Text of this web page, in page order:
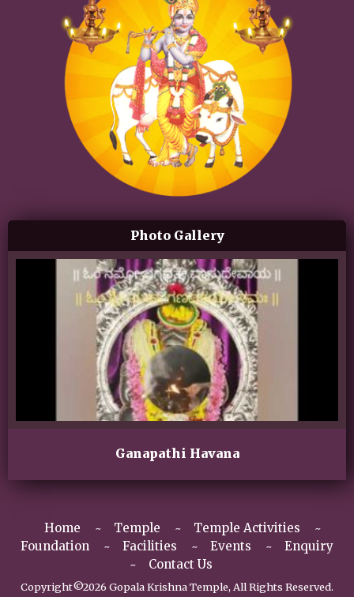
Photo Gallery
Ganapathi Havana
Home Temple
Temple Activities
Foundation
Facilities Events
Enquiry
Contact Us
Copyright©2026 Gopala Krishna Temple, All Rights Reserved.